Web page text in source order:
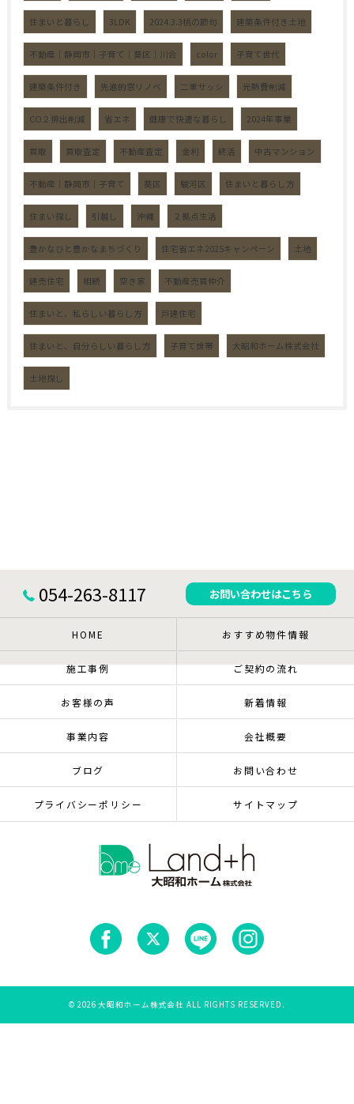
住まいと暮らし 3LDK 2024.3.3桃の節句 建築条件付き土地
不動産｜静岡市｜子育て｜葵区｜川合 color 子育て世代
建築条件付き 先進的窓リノベ 二重サッシ 光熱費削減
CO２排出削減 省エネ 健康で快適な暮らし 2024年事業
買取 買取査定 不動産査定 金利 終活 中古マンション
不動産｜静岡市｜子育て 葵区 駿河区 住まいと暮らし方
住まい探し 引越し 沖縄 ２拠点生活
豊かなひと豊かなまちづくり 住宅省エネ2025キャンペーン 土地
建売住宅 相続 空き家 不動産売買仲介
住まいと、私らしい暮らし方 戸建住宅
住まいと、自分らしい暮らし方 子育て世帯 大昭和ホーム株式会社
土地探し
054-263-8117 お問い合わせはこちら
HOME おすすめ物件情報
施工事例 ご契約の流れ
お客様の声 新着情報
事業内容 会社概要
ブログ お問い合わせ
プライバシーポリシー サイトマップ
© 2026 大昭和ホーム株式会社 ALL RIGHTS RESERVED.